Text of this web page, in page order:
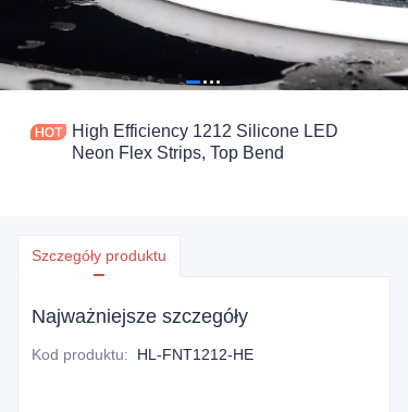
High Efficiency 1212 Silicone LED
Neon Flex Strips, Top Bend
Szczegóły produktu
Najważniejsze szczegóły
Kod produktu: HL-FNT1212-HE